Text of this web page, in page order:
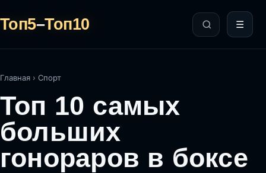
Топ5–Топ10 ☰
Главная › Спорт
Топ 10 самых
больших
гонораров в боксе